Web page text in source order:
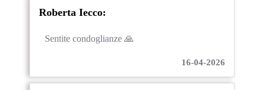
Roberta Iecco:
Sentite condoglianze 🙏
16-04-2026